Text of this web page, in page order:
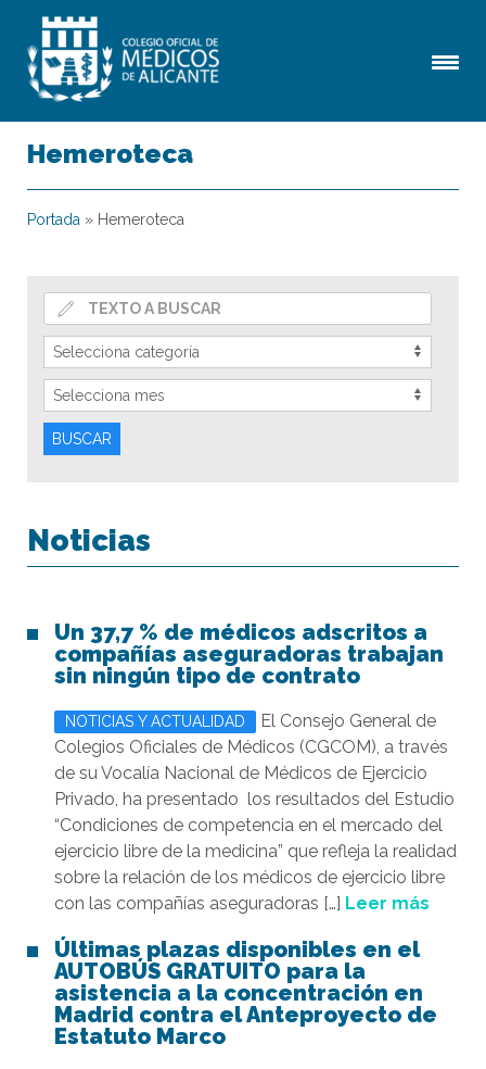
Hemeroteca
Portada » Hemeroteca
BUSCAR
Noticias
Un 37,7 % de médicos adscritos a
compañías aseguradoras trabajan
sin ningún tipo de contrato
NOTICIAS Y ACTUALIDAD
El Consejo General de
Colegios Oficiales de Médicos (CGCOM), a través
de su Vocalía Nacional de Médicos de Ejercicio
Privado, ha presentado los resultados del Estudio
“Condiciones de competencia en el mercado del
ejercicio libre de la medicina” que refleja la realidad
sobre la relación de los médicos de ejercicio libre
con las compañías aseguradoras […] Leer más
Últimas plazas disponibles en el
AUTOBÚS GRATUITO para la
asistencia a la concentración en
Madrid contra el Anteproyecto de
Estatuto Marco